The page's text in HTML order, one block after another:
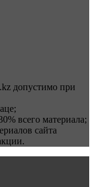
допустимо при
всего материала;
сайта